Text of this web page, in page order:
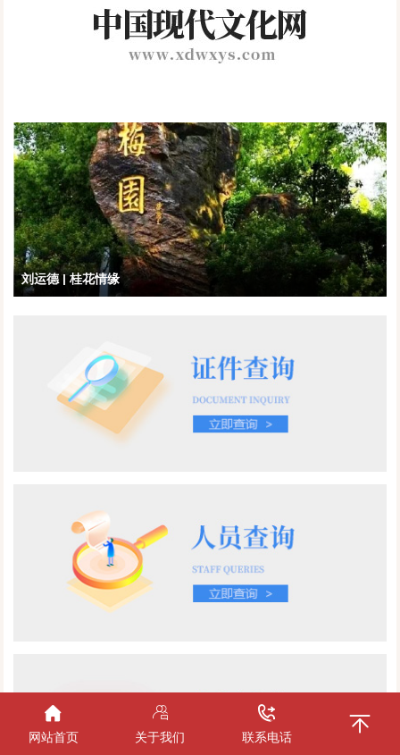
刘运德 | 桂花情缘
网站首页 关于我们 联系电话